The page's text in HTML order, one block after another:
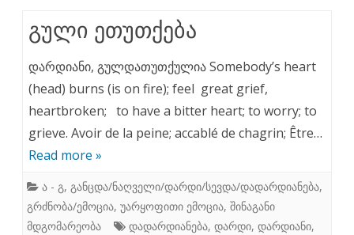
გული ეთუთქება
დარდიანი, გულდათუთქულია Somebody’s heart
(head) burns (is on fire); feel great grief,
heartbroken; to have a bitter heart; to worry; to
grieve. Avoir de la peine; accablé de chagrin; Être…
Read more »
ა - გ, განცდა/ნაღველი/დარდი/სევდა/დადარდიანება,
გრძნობა/ემოცია, უარყოფითი ემოცია, შინაგანი
მდგომარეობა
დადარდიანება, დარდი, დარდიანი,